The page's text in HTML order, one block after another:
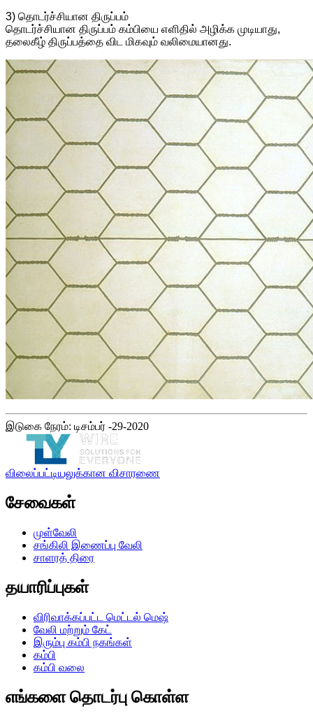
3) தொடர்ச்சியான திருப்பம்
தொடர்ச்சியான திருப்பம் கம்பியை எளிதில் அழிக்க முடியாது,
தலைகீழ் திருப்பத்தை விட மிகவும் வலிமையானது.
இடுகை நேரம்: டிசம்பர் -29-2020
விலைப்பட்டியலுக்கான விசாரணை
சேவைகள்
முள்வேலி
சங்கிலி இணைப்பு வேலி
சாளரத் திரை
தயாரிப்புகள்
விரிவாக்கப்பட்ட மெட்டல் மெஷ்
வேலி மற்றும் கேட்
இரும்பு கம்பி நகங்கள்
கம்பி
கம்பி வலை
எங்களை தொடர்பு கொள்ள